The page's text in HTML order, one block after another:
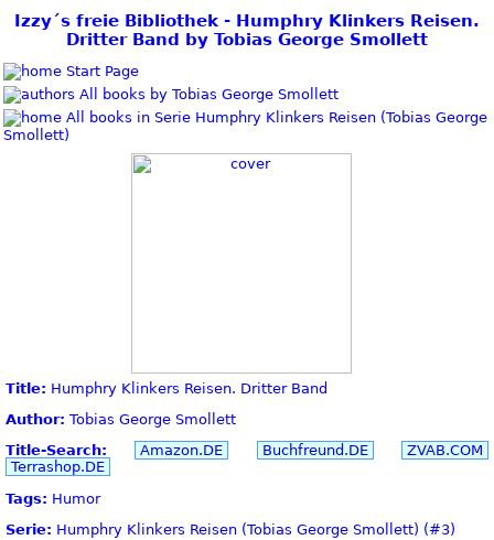
Izzy´s freie Bibliothek - Humphry Klinkers Reisen.
Dritter Band by Tobias George Smollett
Start Page
All books by Tobias George Smollett
All books in Serie Humphry Klinkers Reisen (Tobias George
Smollett)
Title: Humphry Klinkers Reisen. Dritter Band
Author: Tobias George Smollett
Title-Search:
Amazon.DE Buchfreund.DE
ZVAB.COM
Terrashop.DE
Tags: Humor
Serie: Humphry Klinkers Reisen (Tobias George Smollett) (#3)